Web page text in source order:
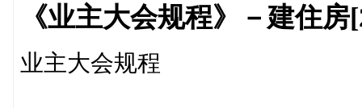
《业主大会规程》－建住房
业主大会规程